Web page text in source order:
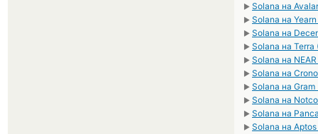
► Solana на
► Solana на
► Solana на
► Solana на Terra
► Solana на
► Solana на
► Solana на
► Solana на
► Solana на
► Solana на